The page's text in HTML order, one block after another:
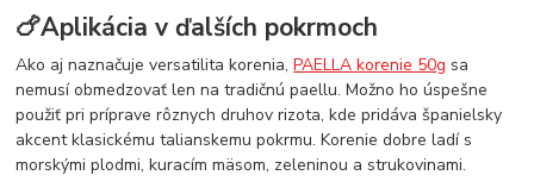
🍗Aplikácia v ďalších pokrmoch
Ako aj naznačuje versatilita korenia,PAELLA korenie 50g sa
nemusí obmedzovať len na tradičnú paellu. Možno ho úspešne
použiť pri príprave rôznych druhov rizota, kde pridáva španielsky
akcent klasickému talianskemu pokrmu. Korenie dobre ladí s
morskými plodmi, kuracím mäsom, zeleninou a strukovinami.